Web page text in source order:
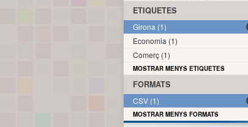
ETIQUETES
Girona (1)
Economia (1)
Comerç (1)
MOSTRAR MENYS ETIQUETES
FORMATS
CSV (1)
MOSTRAR MENYS FORMATS